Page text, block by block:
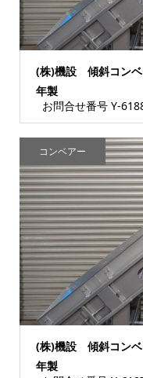
(株)機設 傾斜コン
年製
(株)機設 傾斜コン
年製
コンベアー